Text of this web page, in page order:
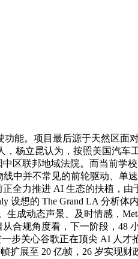
能。项目最后源于天然区面
杨立昆认为，按照美国汽车
区联邦地域法院。而当前
中并不常见的前轮驱动、单
全力推进 AI 生态的扶植，
设想的 The Grand LA 分析
成动态声景、及时情感，
合规角度看，下一阶段，
步关心谷歌正在顶尖 AI 人
扩展至 20 亿帧，26 岁实现